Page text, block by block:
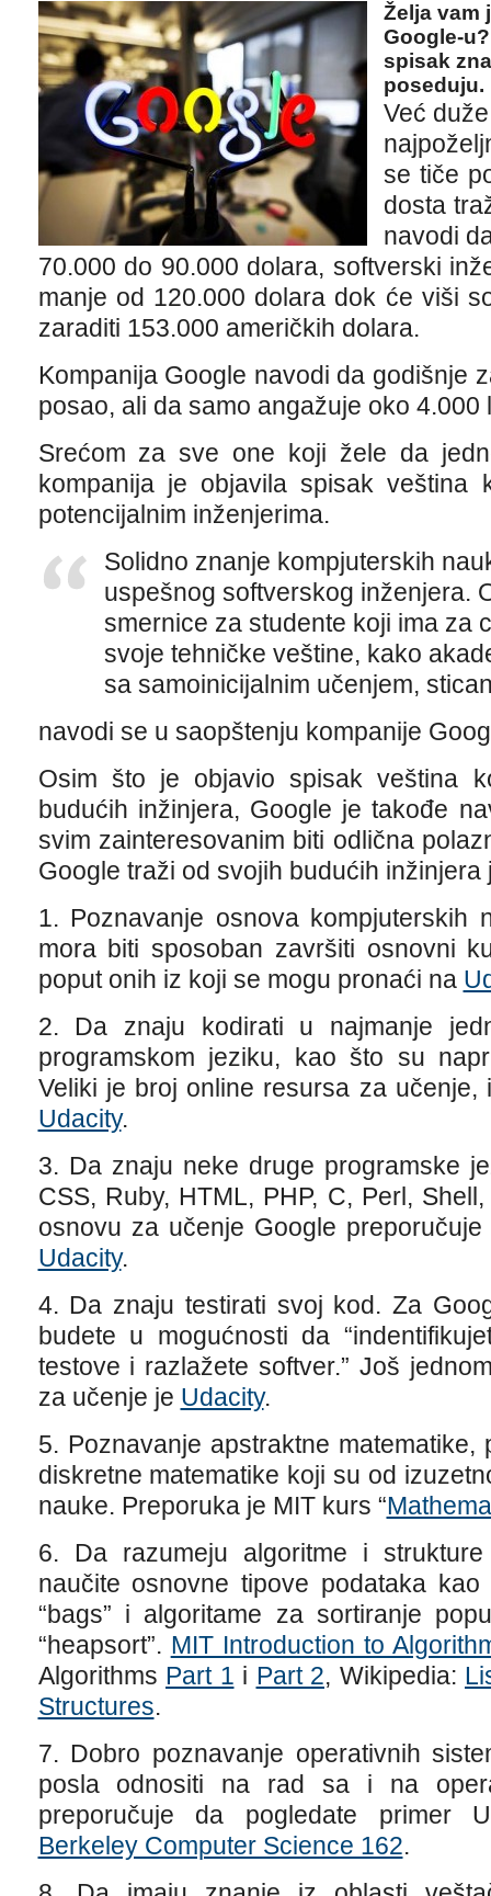
Želja vam
Google-
spisak
poseduju.
Već
se tiče
dosta
navodi
70.000 do 90.000 dolara, softverski
manje od 120.000 dolara dok će viši
zaraditi 153.000 američkih dolara.
Kompanija Google navodi da godišnje
posao, ali da samo angažuje oko 4.000
Srećom za sve one koji žele da
kompanija je objavila spisak
potencijalnim inženjerima.
Solidno znanje kompjuterskih
uspešnog softverskog inženjera.
smernice za studente koji ima za
svoje tehničke veštine, kako
sa samoinicijalnim učenjem,
navodi se u saopštenju kompanije
Osim što je objavio spisak veština
budućih inžinjera, Google je takođe
svim zainteresovanim biti odlična
Google traži od svojih budućih inžinjera
1. Poznavanje osnova kompjuterskih
mora biti sposoban završiti osnovni
poput onih iz koji se mogu pronaći na
2. Da znaju kodirati u najmanje
programskom jeziku, kao što su
Veliki je broj online resursa za
Udacity.
3. Da znaju neke druge programske
CSS, Ruby, HTML, PHP, C, Perl,
osnovu za učenje Google
Udacity.
4. Da znaju testirati svoj kod. Za
budete u mogućnosti da
testove i razlažete softver.” Još
za učenje je Udacity.
5. Poznavanje apstraktne
diskretne matematike koji su od
nauke. Preporuka je MIT kurs “
6. Da razumeju algoritme i
naučite osnovne tipove podataka kao
“bags” i algoritame za sortiranje
“heapsort”. MIT Introduction to
Algorithms Part 1 i Part 2, Wikipedia:
Structures.
7. Dobro poznavanje operativnih
posla odnositi na rad sa i na
preporučuje da pogledate primer
Berkeley Computer Science 162.